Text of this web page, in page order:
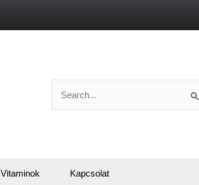
for:
Vitaminok Kapcsolat